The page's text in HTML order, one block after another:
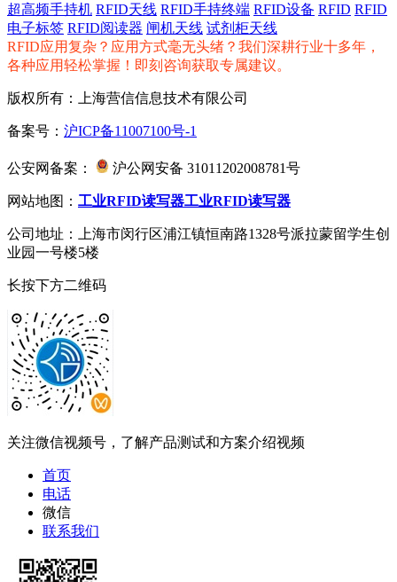
超高频手持机 RFID天线 RFID手持终端 RFID设备 RFID RFID
电子标签 RFID阅读器 闸机天线 试剂柜天线
RFID应用复杂？应用方式毫无头绪？我们深耕行业十多年，
各种应用轻松掌握！即刻咨询获取专属建议。
版权所有：上海营信信息技术有限公司
备案号： 沪ICP备11007100号-1
公安网备案： 沪公网安备 31011202008781号
网站地图： 工业RFID读写器工业RFID读写器
公司地址：上海市闵行区浦江镇恒南路1328号派拉蒙留学生创
业园一号楼5楼
长按下方二维码
关注微信视频号，了解产品测试和方案介绍视频
首页
电话
微信
联系我们